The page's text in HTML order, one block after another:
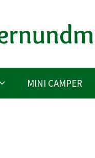
MINI CAMPER